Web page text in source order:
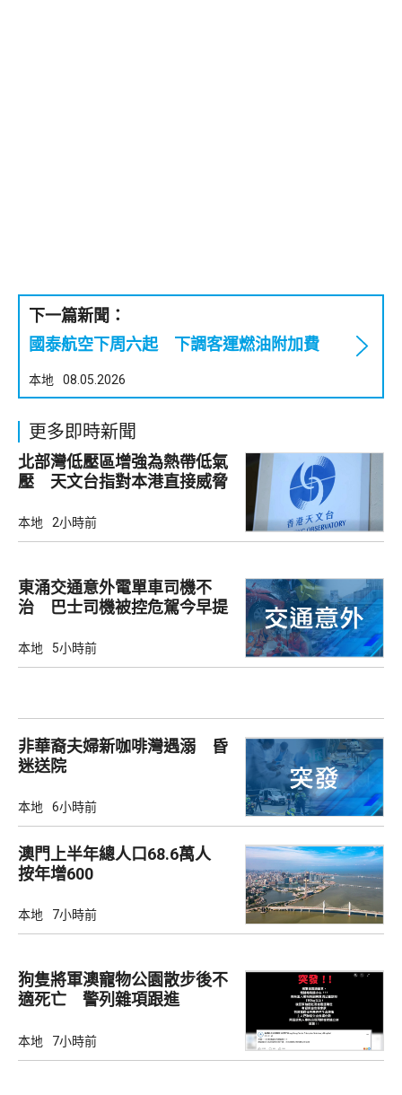
下一篇新聞：
國泰航空下周六起 下調客運燃油附加費
本地 08.05.2026
更多即時新聞
北部灣低壓區增強為熱帶低氣
壓 天文台指對本港直接威脅
本地 2小時前
東涌交通意外電單車司機不
治 巴士司機被控危駕今早提
本地 5小時前
非華裔夫婦新咖啡灣遇溺 昏
迷送院
本地 6小時前
澳門上半年總人口68.6萬人
按年增600
本地 7小時前
狗隻將軍澳寵物公園散步後不
適死亡 警列雜項跟進
本地 7小時前